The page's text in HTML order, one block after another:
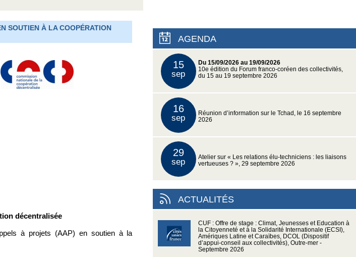
SOUTIEN À LA COOPÉRATION
décentralisée
à projets (AAP) en soutien à la
AGENDA
15
sep
Du 15/09/2026 au 19/09/2026
10e édition du Forum franco-coréen des collectivités,
du 15 au 19 septembre 2026
16
sep
Réunion d’information sur le Tchad, le 16 septembre
2026
29
sep
Atelier sur « Les relations élu-techniciens : les liaisons
vertueuses ? », 29 septembre 2026
ACTUALITÉS
CUF : Offre de stage : Climat, Jeunesses et Education à
la Citoyenneté et à la Solidarité Internationale (ECSI),
Amériques Latine et Caraïbes, DCOL (Dispositif
d’appui-conseil aux collectivités), Outre-mer -
Septembre 2026